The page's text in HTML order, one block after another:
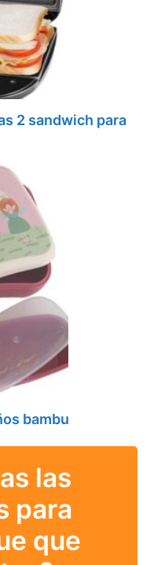
2 sandwich para
bambu
las
para
que